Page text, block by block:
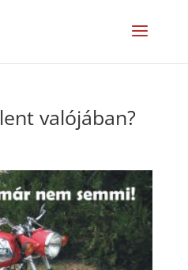
valójában?